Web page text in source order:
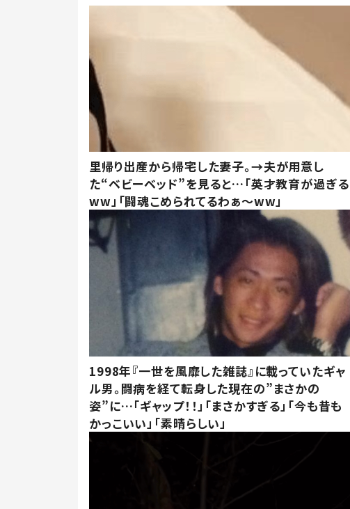
里帰り出産から帰宅した妻子。→夫が用意し
た“ベビーベッド”を見ると…「英才教育が過ぎる
ww」「闘魂こめられてるわぁ～ww」
1998年『一世を風靡した雑誌』に載っていたギャ
ル男。闘病を経て転身した現在の”まさかの
姿”に…「ギャップ！！」「まさかすぎる」「今も昔も
かっこいい」「素晴らしい」